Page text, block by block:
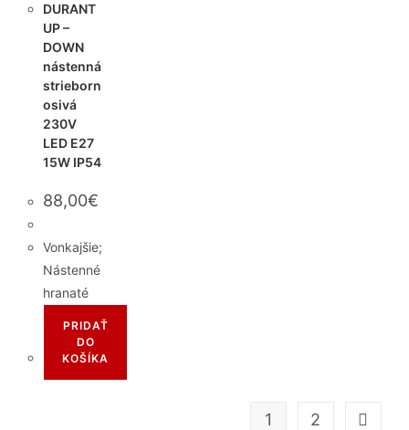
DURANT
UP –
DOWN
nástenná
strieborn
osivá
230V
LED E27
15W IP54
88,00€
Vonkajšie;
Nástenné
hranaté
PRIDAŤ
DO
KOŠÍKA
1 2